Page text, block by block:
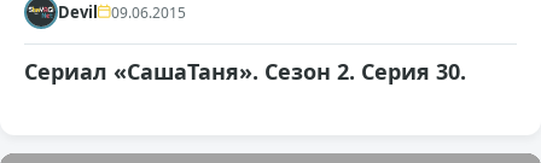
Devil 09.06.2015
Сериал «СашаТаня». Сезон 2. Серия 30.